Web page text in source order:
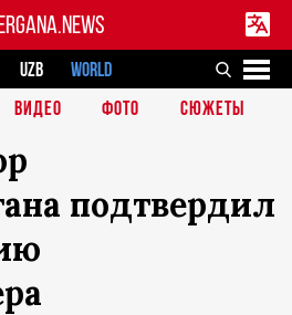
UZB
WORLD
ВИДЕО ФОТО СЮЖЕТЫ
подтвердил